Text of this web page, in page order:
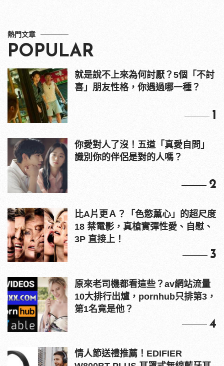
熱門文章
POPULAR
就是說不上來為何討厭？5個「不討
喜」朋友性格，你遇過哪一種？
1
你愛對人了沒！五道「真愛自問」
識別你的伴侶是對的人嗎？
2
比A片更Ａ？「色慾薰心」的超尺度
18 禁電影，真槍實彈性愛、自慰、
3P 直接上！
3
原來老司機都看這些？av網站流量
10大排行出爐，pornhub只排第3，
第1名竟是他？
4
情人節送禮推薦！EDIFIER